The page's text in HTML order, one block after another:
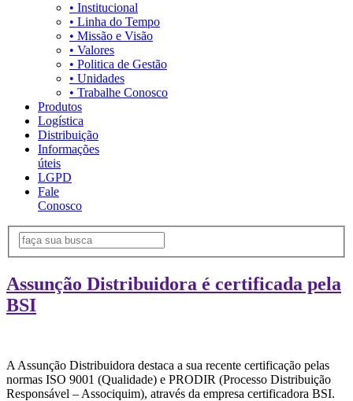
• Institucional
• Linha do Tempo
• Missão e Visão
• Valores
• Politica de Gestão
• Unidades
• Trabalhe Conosco
Produtos
Logística
Distribuição
Informações
úteis
LGPD
Fale
Conosco
Assunção Distribuidora é certificada pela
BSI
A Assunção Distribuidora destaca a sua recente certificação pelas
normas ISO 9001 (Qualidade) e PRODIR (Processo Distribuição
Responsável – Associquim), através da empresa certificadora BSI.